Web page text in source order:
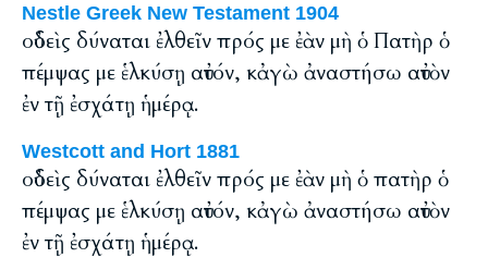
Nestle Greek New Testament 1904
οὐδεὶς δύναται ἐλθεῖν πρός με ἐὰν μὴ ὁ Πατὴρ ὁ
πέμψας με ἑλκύσῃ αὐτόν, κἀγὼ ἀναστήσω αὐτὸν
ἐν τῇ ἐσχάτῃ ἡμέρᾳ.
Westcott and Hort 1881
οὐδεὶς δύναται ἐλθεῖν πρός με ἐὰν μὴ ὁ πατὴρ ὁ
πέμψας με ἑλκύσῃ αὐτόν, κἀγὼ ἀναστήσω αὐτὸν
ἐν τῇ ἐσχάτῃ ἡμέρᾳ.